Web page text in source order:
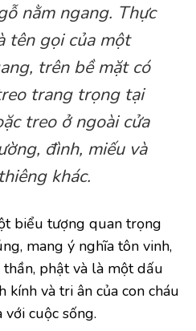
nằm ngang. Thực
tên gọi của một
trên bề mặt có
trang trọng tại
treo ở ngoài cửa
đình, miếu và
khác.
biểu tượng quan trọng
mang ý nghĩa tôn vinh,
phật và là một dấu
và tri ân của con cháu
cuộc sống.